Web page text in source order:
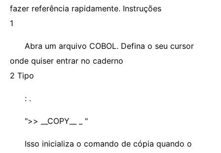
fazer referência rapidamente. Instruções
1
Abra um arquivo COBOL. Defina o seu cursor
onde quiser entrar no caderno
2 Tipo
: .
">> __COPY__ _ "
Isso inicializa o comando de cópia quando o